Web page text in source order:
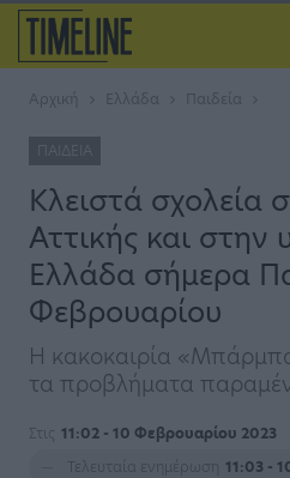
Αρχική Ελλάδα Παιδεία
ΠΑΙΔΕΊΑ
Κλειστά σχολεία
Αττικής και στην
Ελλάδα σήμερα
Φεβρουαρίου
Η κακοκαιρία
τα προβλήματα
Στις 11:02 - 10 Φεβρουαρίου 2023
Τελευταία ενημέρωση
11:03 -